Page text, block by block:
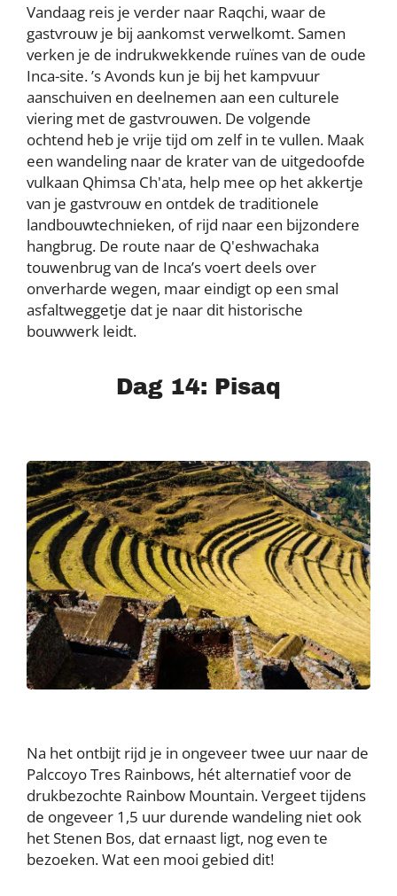
Vandaag reis je verder naar Raqchi, waar de
gastvrouw je bij aankomst verwelkomt. Samen
verken je de indrukwekkende ruïnes van de oude
Inca-site. ’s Avonds kun je bij het kampvuur
aanschuiven en deelnemen aan een culturele
viering met de gastvrouwen. De volgende
ochtend heb je vrije tijd om zelf in te vullen. Maak
een wandeling naar de krater van de uitgedoofde
vulkaan Qhimsa Ch'ata, help mee op het akkertje
van je gastvrouw en ontdek de traditionele
landbouwtechnieken, of rijd naar een bijzondere
hangbrug. De route naar de Q'eshwachaka
touwenbrug van de Inca’s voert deels over
onverharde wegen, maar eindigt op een smal
asfaltweggetje dat je naar dit historische
bouwwerk leidt.
Dag 14: Pisaq
Na het ontbijt rijd je in ongeveer twee uur naar de
Palccoyo Tres Rainbows, hét alternatief voor de
drukbezochte Rainbow Mountain. Vergeet tijdens
de ongeveer 1,5 uur durende wandeling niet ook
het Stenen Bos, dat ernaast ligt, nog even te
bezoeken. Wat een mooi gebied dit!